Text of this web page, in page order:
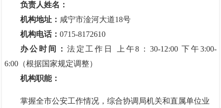
负责人姓名：
机构地址： 咸宁市淦河大道18号
机构电话：0715-8172610
办公时间： 法定工作日 上午8：30-12:00 下午3:00-
6:00（根据国家规定调整）
机构职能：
掌握全市公安工作情况，综合协调局机关和直属单位业